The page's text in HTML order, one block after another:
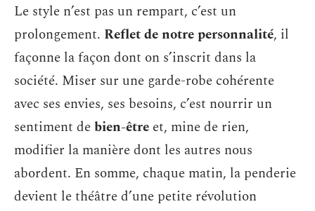
Le style n’est pas un rempart, c’est un
prolongement. Reflet de notre personnalité, il
façonne la façon dont on s’inscrit dans la
société. Miser sur une garde-robe cohérente
avec ses envies, ses besoins, c’est nourrir un
sentiment debien-être et, mine de rien,
modifier la manière dont les autres nous
abordent. En somme, chaque matin, la penderie
devient le théâtre d’une petite révolution